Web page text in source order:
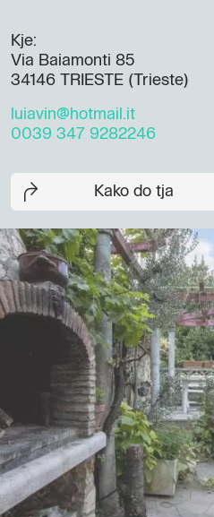
Kje:
Via Baiamonti 85
34146 TRIESTE (Trieste)
luiavin@hotmail.it
0039 347 9282246
Kako do tja